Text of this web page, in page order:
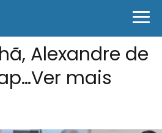
Alexandre de
mais